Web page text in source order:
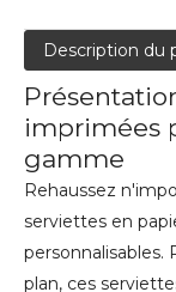
Description du
imprimées
gamme
Rehaussez
serviettes en
plan, ces